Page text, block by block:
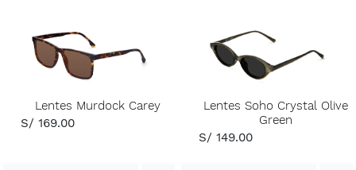
Lentes Murdock Carey
S/ 169.00
Lentes Soho Crystal Olive
Green
S/ 149.00